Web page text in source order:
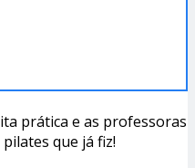
prática e as professoras
que já fiz!